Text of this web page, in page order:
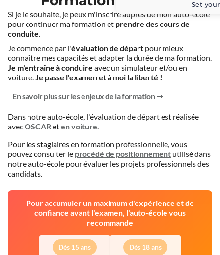
Si je le souhaite, je peux m'inscrire auprès de mon auto-école
pour continuer ma formation et prendre des cours de
conduite.
Je commence par l'évaluation de départ pour mieux
connaître mes capacités et adapter la durée de ma formation.
Je m'entraîne à conduire avec un simulateur et/ou en
voiture.Je passe l'examen et à moi la liberté !
En savoir plus sur les enjeux de la formation
Dans notre auto-école, l'évaluation de départ est réalisée
avecOSCAReten voiture.
Pour les stagiaires en formation professionnelle, vous
pouvez consulter le procédé de positionnement utilisé dans
notre auto-école pour évaluer les projets professionnels des
candidats.
Pour accumuler un maximum d'expérience et de
confiance avant l'examen, l'auto-école vous
recommande
Dès 15 ans Dès 18 ans
Set